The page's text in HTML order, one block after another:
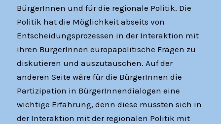
BürgerInnen und für die regionale Politik. Die
Politik hat die Möglichkeit abseits von
Entscheidungsprozessen in der Interaktion mit
ihren BürgerInnen europapolitische Fragen zu
diskutieren und auszutauschen. Auf der
anderen Seite wäre für die BürgerInnen die
Partizipation in BürgerInnendialogen eine
wichtige Erfahrung, denn diese müssten sich in
der Interaktion mit der regionalen Politik mit